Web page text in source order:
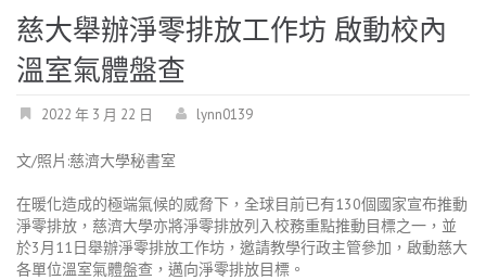
慈大舉辦淨零排放工作坊 啟動校內
溫室氣體盤查
2022 年 3 月 22 日 lynn0139
文/照片:慈濟大學秘書室
在暖化造成的極端氣候的威脅下，全球目前已有130個國家宣布推動
淨零排放，慈濟大學亦將淨零排放列入校務重點推動目標之一，並
於3月11日舉辦淨零排放工作坊，邀請教學行政主管參加，啟動慈大
各單位溫室氣體盤查，邁向淨零排放目標。